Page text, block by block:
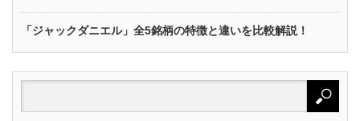
「ジャックダニエル」全5銘柄の特徴と違いを比較解説！